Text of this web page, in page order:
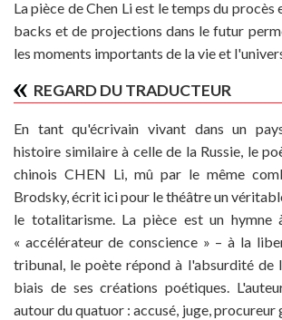
La pièce de Chen Li est le temps du procès
backs et de projections dans le futur
les moments importants de la vie et
REGARD DU TRADUCTEUR
En tant qu'écrivain vivant dans un
histoire similaire à celle de la Russie, le
chinois CHEN Li, mû par le même
Brodsky, écrit ici pour le théâtre un
le totalitarisme. La pièce est un hymne
« accélérateur de conscience » – à la
tribunal, le poète répond à l'absurdité de
biais de ses créations poétiques.
autour du quatuor : accusé, juge, procureur